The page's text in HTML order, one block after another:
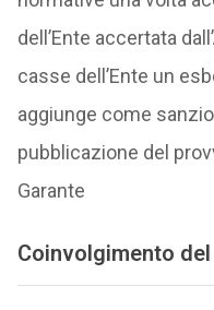
dell’Ente accertata
casse dell’Ente un
aggiunge come
pubblicazione del
Garante
Coinvolgimento del